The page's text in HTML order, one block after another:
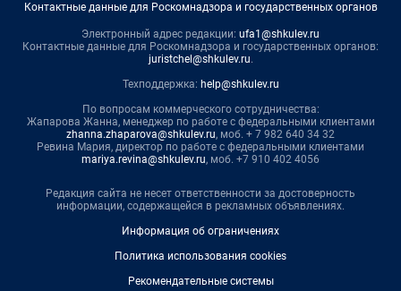
Контактные данные для Роскомнадзора и государственных органов
Электронный адрес редакции: ufa1@shkulev.ru
Контактные данные для Роскомнадзора и государственных органов:
juristchel@shkulev.ru.
Техподдержка: help@shkulev.ru
По вопросам коммерческого сотрудничества:
Жапарова Жанна, менеджер по работе с федеральными клиентами
zhanna.zhaparova@shkulev.ru, моб. + 7 982 640 34 32
Ревина Мария, директор по работе с федеральными клиентами
mariya.revina@shkulev.ru, моб. +7 910 402 4056
Редакция сайта не несет ответственности за достоверность
информации, содержащейся в рекламных объявлениях.
Информация об ограничениях
Политика использования cookies
Рекомендательные системы